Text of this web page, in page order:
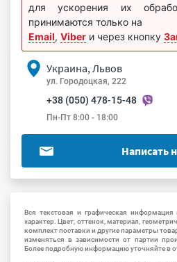
для ускорения их
принимаются только на
Email, Viber и через кнопку
Украина, Львов
ул. Городоцкая, 222
+38 (050) 478-15-48
Пн-Пт 8:00 - 18:00
Написать
Вся текстовая и графическая
характер. Цвет, оттенок, материал,
комплект поставки и другие параметры
изменяться в зависимости от партии
Более подробную информацию уточняйте в